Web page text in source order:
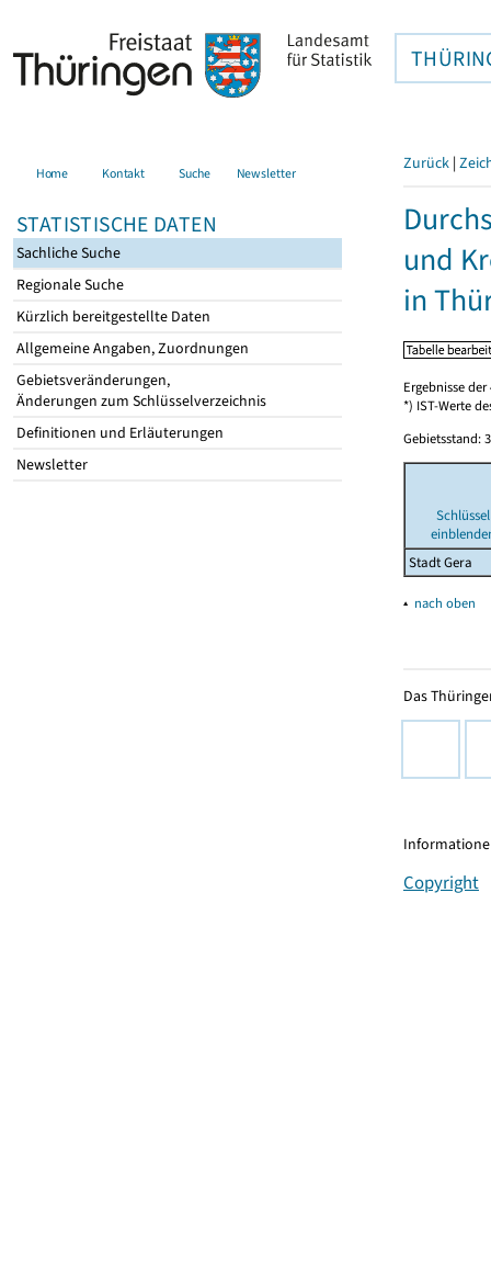
Home Kontakt Suche Newsletter
STATISTISCHE DATEN
Sachliche Suche
Regionale Suche
Kürzlich bereitgestellte Daten
Allgemeine Angaben, Zuordnungen
Gebietsveränderungen,
Änderungen zum Schlüsselverzeichnis
Definitionen und Erläuterungen
Newsletter
Zurück |
und
in
Ergebnisse
*) IST-Werte
Gebietsstand:
Schlüssel
Stadt Gera
▴ nach oben
Das
Copyright